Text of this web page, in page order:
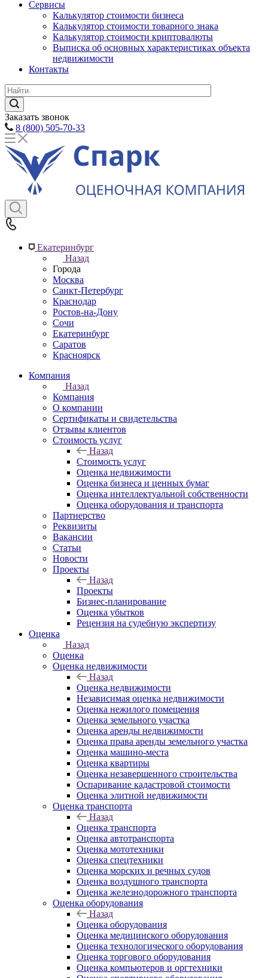
Сервисы
Калькулятор стоимости бизнеса
Калькулятор стоимости товарного знака
Калькулятор стоимости криптовалюты
Выписка об основных характеристиках объекта
недвижимости
Контакты
Заказать звонок
8 (800) 505-70-33
Екатеринбург
Назад
Города
Москва
Санкт-Петербург
Краснодар
Ростов-на-Дону
Сочи
Екатеринбург
Саратов
Красноярск
Компания
Назад
Компания
О компании
Сертификаты и свидетельства
Отзывы клиентов
Стоимость услуг
Назад
Стоимость услуг
Оценка недвижимости
Оценка бизнеса и ценных бумаг
Оценка интеллектуальной собственности
Оценка оборудования и транспорта
Партнерство
Реквизиты
Вакансии
Статьи
Новости
Проекты
Назад
Проекты
Бизнес-планирование
Оценка убытков
Рецензия на судебную экспертизу
Оценка
Назад
Оценка
Оценка недвижимости
Назад
Оценка недвижимости
Независимая оценка недвижимости
Оценка нежилого помещения
Оценка земельного участка
Оценка аренды недвижимости
Оценка права аренды земельного участка
Оценка машино-места
Оценка квартиры
Оценка незавершенного строительства
Оспаривание кадастровой стоимости
Оценка элитной недвижимости
Оценка транспорта
Назад
Оценка транспорта
Оценка автотранспорта
Оценка мототехники
Оценка спецтехники
Оценка морских и речных судов
Оценка воздушного транспорта
Оценка железнодорожного транспорта
Оценка оборудования
Назад
Оценка оборудования
Оценка медицинского оборудования
Оценка технологического оборудования
Оценка торгового оборудования
Оценка компьютеров и оргтехники